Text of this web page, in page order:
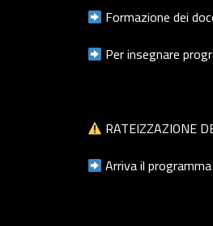
Formazione dei
Per insegnare
RATEIZZAZIONE
Arriva il